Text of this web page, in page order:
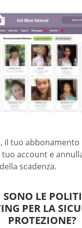
il tuo
account e
scadenza.
LE
PER LA
PROTEZIONE?